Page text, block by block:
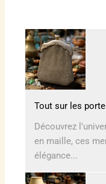
Tout sur les
Découvrez
en maille, ces
élégance...